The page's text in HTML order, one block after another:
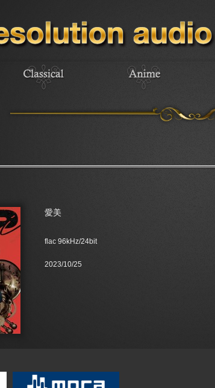
愛美
flac 96kHz/24bit
2023/10/25